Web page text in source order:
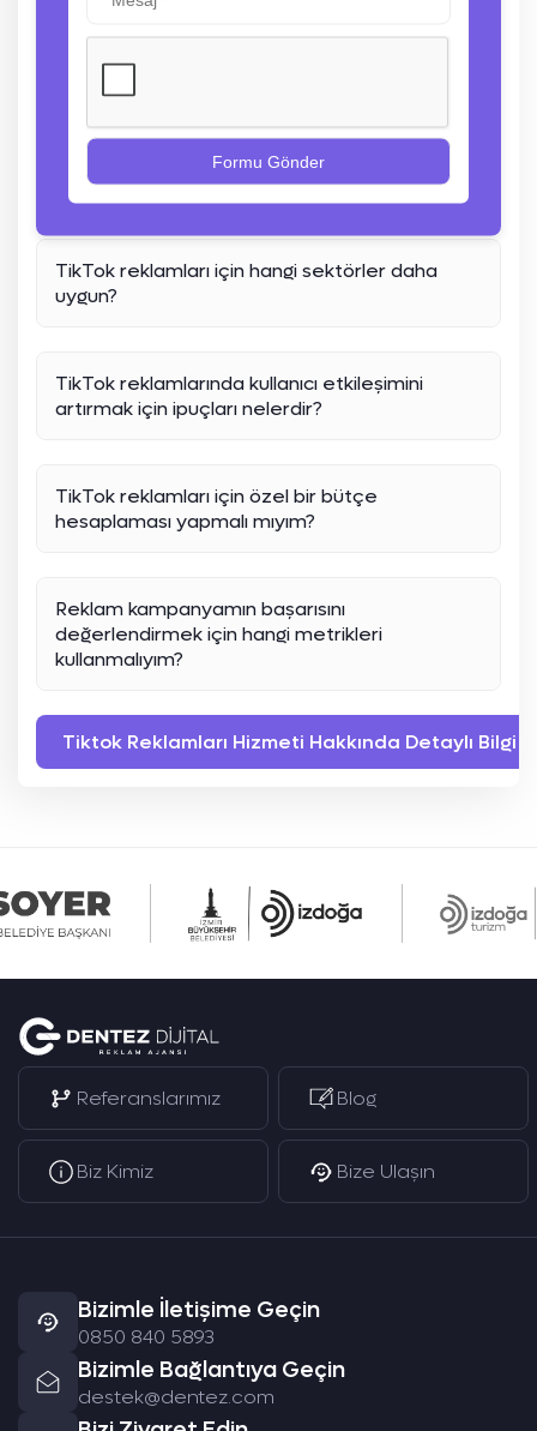
Reklam kampanyası süresince bütçeyi
değiştirebilir miyim?
Reklam kampanyamın başarısını artırmak için
önerileriniz nelerdir?
TikTok reklamları için hangi sektörler daha
uygun?
TikTok reklamlarında kullanıcı etkileşimini
artırmak için ipuçları nelerdir?
TikTok reklamları için özel bir bütçe
hesaplaması yapmalı mıyım?
Reklam kampanyamın başarısını
değerlendirmek için hangi metrikleri
kullanmalıyım?
Tiktok Reklamları Hizmeti Hakkında Detaylı Bilgi
Referanslarımız Blog
Biz Kimiz Bize Ulaşın
Bizimle İletişime Geçin
0850 840 5893
Bizimle Bağlantıya Geçin
destek@dentez.com